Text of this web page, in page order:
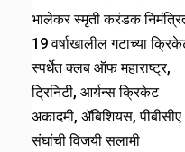
भालेकर स्मृती करंडक
19 वर्षाखालील गटाच्या
स्पर्धेत क्लब ऑफ महाराष्ट्र,
ट्रिनिटी, आर्यन्स क्रिकेट
अकादमी, ॲबिशियस, पीबीसीए
संघांची विजयी सलामी